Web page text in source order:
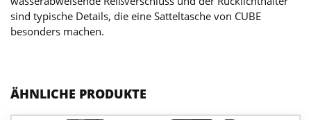
sind typische Details, die eine Satteltasche von CUBE
besonders machen.
ÄHNLICHE PRODUKTE